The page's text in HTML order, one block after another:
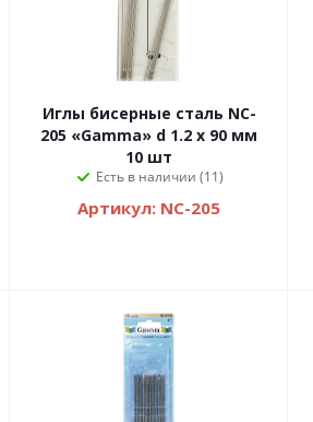
Иглы бисерные сталь NC-
205 «Gamma» d 1.2 х 90 мм
10 шт
Есть в наличии (11)
Артикул: NC-205